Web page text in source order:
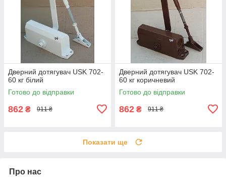
Дверний дотягувач USK 702-
60 кг білий
Готово до відправки
862 ₴ 911 ₴
Дверний дотягувач USK 702-
60 кг коричневий
Готово до відправки
862 ₴ 911 ₴
Показати ще
Про нас